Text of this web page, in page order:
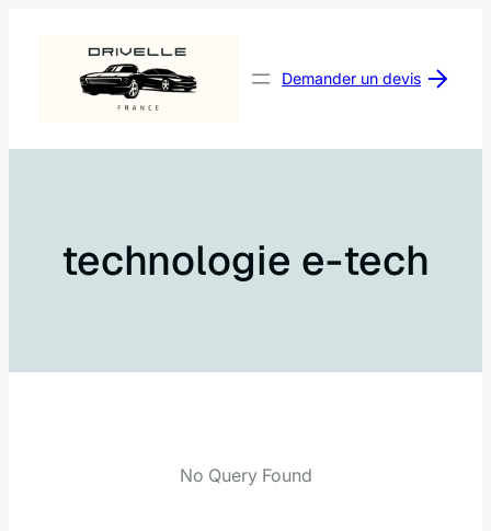
Demander un devis
technologie e-tech
No Query Found